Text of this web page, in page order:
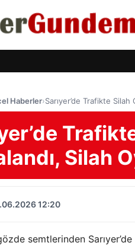
Haberler›Sarıyer’de Trafikte Silah
Silah
12:20
semtlerinden